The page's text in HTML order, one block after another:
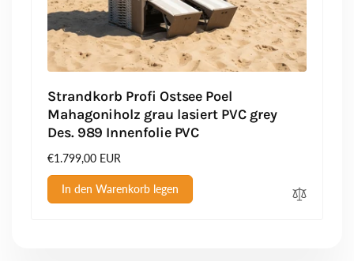
Strandkorb Profi Ostsee Poel
Mahagoniholz grau lasiert PVC grey
Des. 989 Innenfolie PVC
Normaler
Preis
€1.799,00 EUR
In den Warenkorb legen